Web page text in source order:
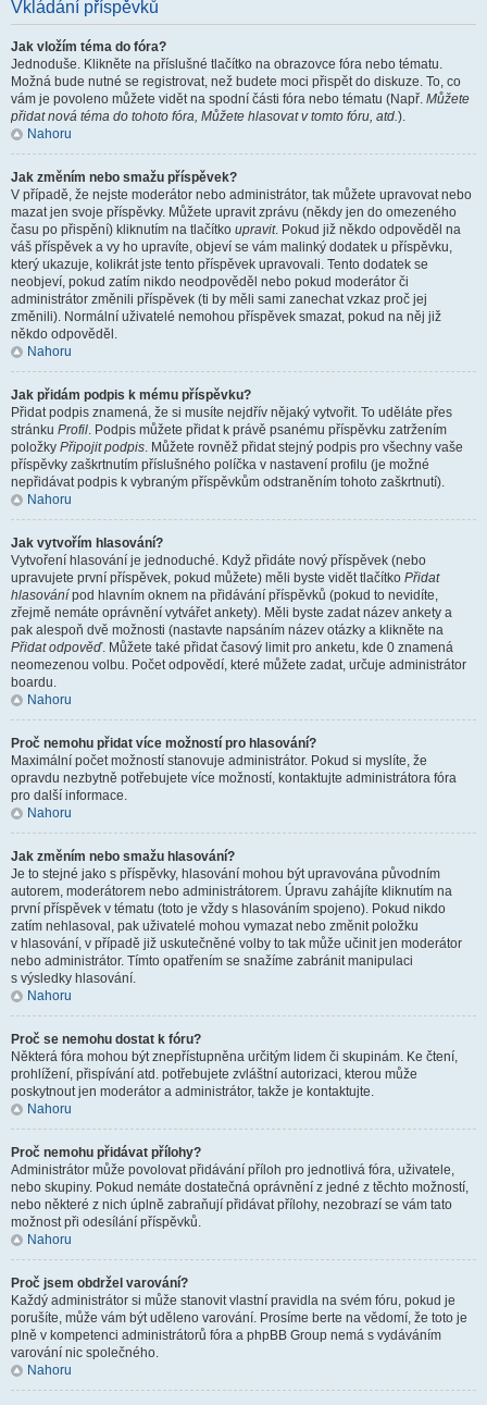
Vkládání příspěvků
Jak vložím téma do fóra?
Jednoduše. Klikněte na příslušné tlačítko na obrazovce fóra nebo tématu.
Možná bude nutné se registrovat, než budete moci přispět do diskuze. To, co
vám je povoleno můžete vidět na spodní části fóra nebo tématu (Např. Můžete
přidat nová téma do tohoto fóra, Můžete hlasovat v tomto fóru, atd.).
Nahoru
Jak změním nebo smažu příspěvek?
V případě, že nejste moderátor nebo administrátor, tak můžete upravovat nebo
mazat jen svoje příspěvky. Můžete upravit zprávu (někdy jen do omezeného
času po přispění) kliknutím na tlačítko upravit. Pokud již někdo odpověděl na
váš příspěvek a vy ho upravíte, objeví se vám malinký dodatek u příspěvku,
který ukazuje, kolikrát jste tento příspěvek upravovali. Tento dodatek se
neobjeví, pokud zatím nikdo neodpověděl nebo pokud moderátor či
administrátor změnili příspěvek (ti by měli sami zanechat vzkaz proč jej
změnili). Normální uživatelé nemohou příspěvek smazat, pokud na něj již
někdo odpověděl.
Nahoru
Jak přidám podpis k mému příspěvku?
Přidat podpis znamená, že si musíte nejdřív nějaký vytvořit. To uděláte přes
stránku Profil. Podpis můžete přidat k právě psanému příspěvku zatržením
položky Připojit podpis. Můžete rovněž přidat stejný podpis pro všechny vaše
příspěvky zaškrtnutím příslušného políčka v nastavení profilu (je možné
nepřidávat podpis k vybraným příspěvkům odstraněním tohoto zaškrtnutí).
Nahoru
Jak vytvořím hlasování?
Vytvoření hlasování je jednoduché. Když přidáte nový příspěvek (nebo
upravujete první příspěvek, pokud můžete) měli byste vidět tlačítko Přidat
hlasování pod hlavním oknem na přidávání příspěvků (pokud to nevidíte,
zřejmě nemáte oprávnění vytvářet ankety). Měli byste zadat název ankety a
pak alespoň dvě možnosti (nastavte napsáním název otázky a klikněte na
Přidat odpověď. Můžete také přidat časový limit pro anketu, kde 0 znamená
neomezenou volbu. Počet odpovědí, které můžete zadat, určuje administrátor
boardu.
Nahoru
Proč nemohu přidat více možností pro hlasování?
Maximální počet možností stanovuje administrátor. Pokud si myslíte, že
opravdu nezbytně potřebujete více možností, kontaktujte administrátora fóra
pro další informace.
Nahoru
Jak změním nebo smažu hlasování?
Je to stejné jako s příspěvky, hlasování mohou být upravována původním
autorem, moderátorem nebo administrátorem. Úpravu zahájíte kliknutím na
první příspěvek v tématu (toto je vždy s hlasováním spojeno). Pokud nikdo
zatím nehlasoval, pak uživatelé mohou vymazat nebo změnit položku
v hlasování, v případě již uskutečněné volby to tak může učinit jen moderátor
nebo administrátor. Tímto opatřením se snažíme zabránit manipulaci
s výsledky hlasování.
Nahoru
Proč se nemohu dostat k fóru?
Některá fóra mohou být znepřístupněna určitým lidem či skupinám. Ke čtení,
prohlížení, přispívání atd. potřebujete zvláštní autorizaci, kterou může
poskytnout jen moderátor a administrátor, takže je kontaktujte.
Nahoru
Proč nemohu přidávat přílohy?
Administrátor může povolovat přidávání příloh pro jednotlivá fóra, uživatele,
nebo skupiny. Pokud nemáte dostatečná oprávnění z jedné z těchto možností,
nebo některé z nich úplně zabraňují přidávat přílohy, nezobrazí se vám tato
možnost při odesílání příspěvků.
Nahoru
Proč jsem obdržel varování?
Každý administrátor si může stanovit vlastní pravidla na svém fóru, pokud je
porušíte, může vám být uděleno varování. Prosíme berte na vědomí, že toto je
plně v kompetenci administrátorů fóra a phpBB Group nemá s vydáváním
varování nic společného.
Nahoru